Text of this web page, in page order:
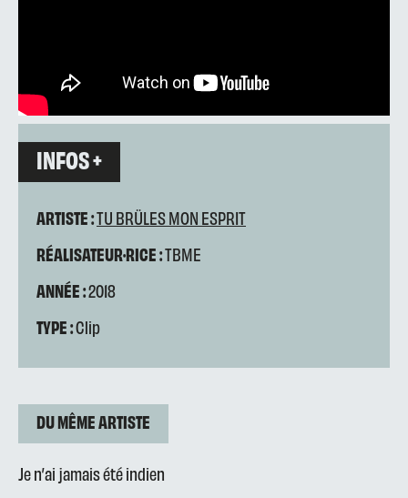
INFOS +
ARTISTE :TU BRÜLES MON ESPRIT
RÉALISATEUR·RICE :TBME
ANNÉE :2018
TYPE :Clip
DU MÊME ARTISTE
Je n’ai jamais été indien